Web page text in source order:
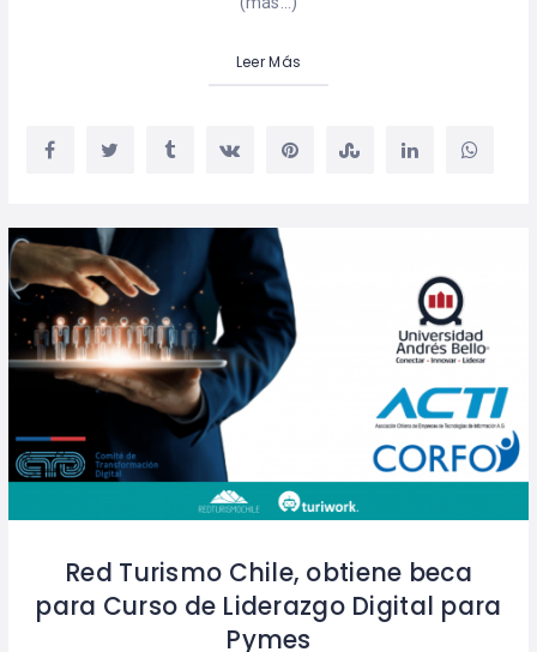
Leer Más
Red Turismo Chile, obtiene beca
para Curso de Liderazgo Digital para
Pymes